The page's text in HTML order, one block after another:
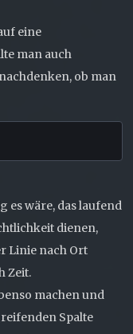
eine
man auch
ob man
es wäre, das laufend
dienen,
Linie nach Ort
Zeit.
machen und
Spalte